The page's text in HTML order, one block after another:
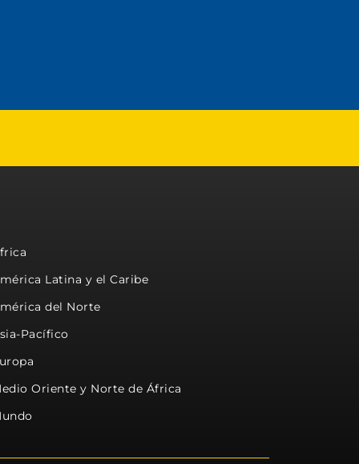
Latina y el Caribe
del Norte
Pacífico
Oriente y Norte de África